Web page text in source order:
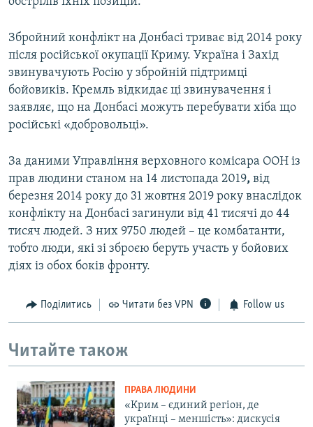
Збройний конфлікт на Донбасі триває від 2014 року
після російської окупації Криму. Україна і Захід
звинувачують Росію у збройній підтримці
бойовиків. Кремль відкидає ці звинувачення і
заявляє, що на Донбасі можуть перебувати хіба що
російські «добровольці».
За даними Управління верховного комісара ООН із
прав людини станом на 14 листопада 2019, від
березня 2014 року до 31 жовтня 2019 року внаслідок
конфлікту на Донбасі загинули від 41 тисячі до 44
тисяч людей. З них 9750 людей – це комбатанти,
тобто люди, які зі зброєю беруть участь у бойових
діях із обох боків фронту.
Поділитись Читати без VPN Follow us
Читайте також
ПРАВА ЛЮДИНИ
«Крим – єдиний регіон, де
українці – меншість»: дискусія